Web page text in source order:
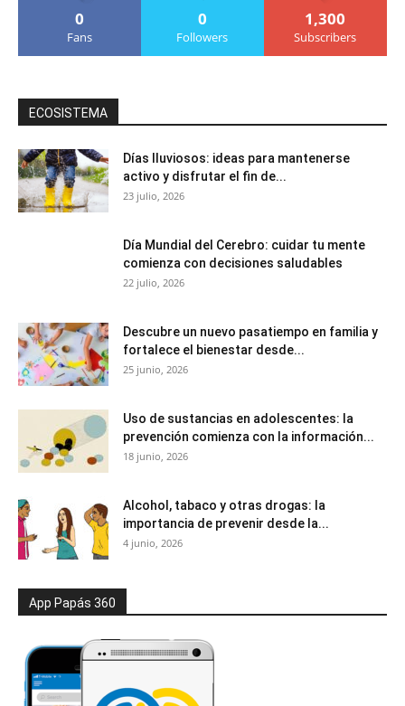
0
Fans
0
Followers
1,300
Subscribers
ECOSISTEMA
Días lluviosos: ideas para mantenerse
activo y disfrutar el fin de...
23 julio, 2026
Día Mundial del Cerebro: cuidar tu mente
comienza con decisiones saludables
22 julio, 2026
Descubre un nuevo pasatiempo en familia y
fortalece el bienestar desde...
25 junio, 2026
Uso de sustancias en adolescentes: la
prevención comienza con la información...
18 junio, 2026
Alcohol, tabaco y otras drogas: la
importancia de prevenir desde la...
4 junio, 2026
App Papás 360